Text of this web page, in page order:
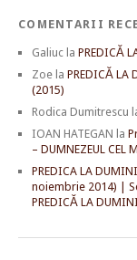
COMENTARII
Galiuc la PREDICĂ
Zoe la PREDICĂ LA
(2015)
Rodica Dumitrescu
IOAN HATEGAN la
– DUMNEZEUL CEL
PREDICA LA
noiembrie 2014) |
PREDICĂ LA